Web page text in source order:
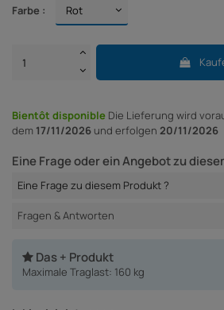
Farbe :
Bientôt disponible Die Lieferung wird
dem 17/11/2026 und erfolgen 20/11/2026
Eine Frage oder ein Angebot zu
Eine Frage zu diesem Produkt ?
Fragen & Antworten
Das + Produkt
Maximale Traglast: 160 kg